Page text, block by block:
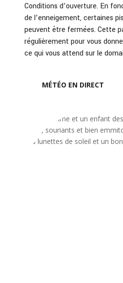
Conditions d’ouverture. En
de l’enneigement, certaines
peuvent être fermées. Cette
régulièrement pour vous
ce qui vous attend sur le
MÉTÉO EN DIRECT